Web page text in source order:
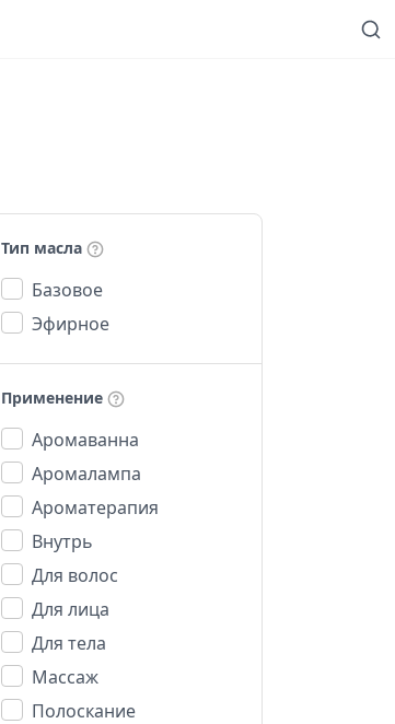
Тип масла
Базовое
Эфирное
Применение
Аромаванна
Аромалампа
Ароматерапия
Внутрь
Для волос
Для лица
Для тела
Массаж
Полоскание